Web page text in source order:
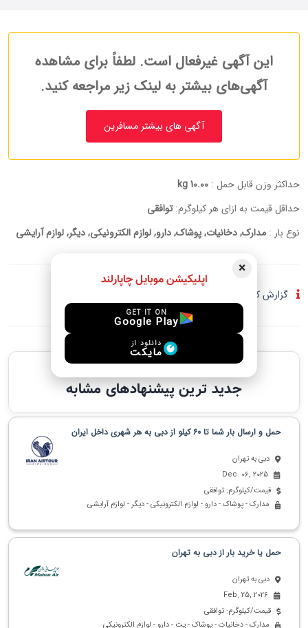
این آگهی غیرفعال است. لطفاً برای مشاهده
آگهی‌های بیشتر به لینک زیر مراجعه کنید.
آگهی های بیشتر مسافرین
حداکثر وزن قابل حمل : 10.00 kg
حداقل قیمت به ازای هر کیلوگرم:توافقی
نوع بار : مدارک, دخانیات, پوشاک, دارو, لوازم الکترونیکی, دیگر, لوازم آرایشی
گزارش کلاهبرداری و فعالیت مشکوک
پیشنهادهای مشابه
جدید ترین پیشنهادهای مشابه
حمل و ارسال بار شما تا 60 کیلو از دبی به هر شهری داخل ایران
دبی به تهران
Dec. 06, 2025
قیمت/کیلوگرم: توافقی
مدارک - پوشاک - دارو - لوازم الکترونیکی - دیگر - لوازم آرایشی
حمل یا خرید بار از دبی به تهران
دبی به تهران
Feb. 25, 2026
قیمت/کیلوگرم: توافقی
مدارک - دخانیات - پوشاک - پت - دارو - لوازم الکترونیکی
×
اپلیکیشن موبایل چاپارلند
GET IT ON
Google Play
دانلود از
مایکت